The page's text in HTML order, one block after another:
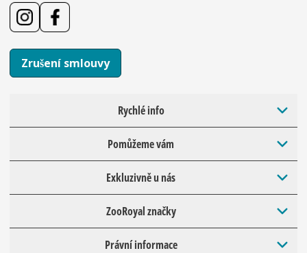
Zrušení smlouvy
Rychlé info
Pomůžeme vám
Exkluzivně u nás
ZooRoyal značky
Právní informace